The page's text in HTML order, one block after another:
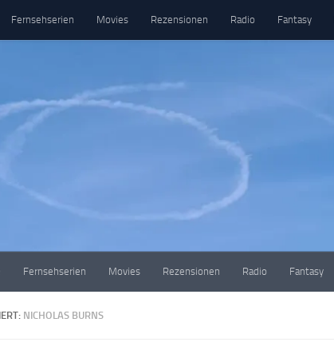
Fernsehserien Movies Rezensionen Radio Fantasy
Fernsehserien Movies Rezensionen Radio Fantasy
NICHOLAS BURNS